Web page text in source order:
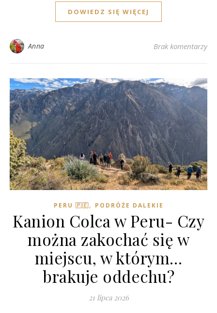
DOWIEDZ SIĘ WIĘCEJ
Anna Brak komentarzy
PERU 🇵🇪, PODRÓŻE DALEKIE
Kanion Colca w Peru- Czy
można zakochać się w
miejscu, w którym…
brakuje oddechu?
21 lipca 2026